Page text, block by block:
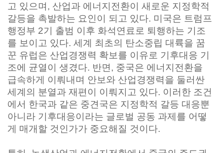
고 있으며, 산업과 에너지전환이 새로운 지정학적
갈등을 촉발하는 요인이 되고 있다. 미국은 트럼프
행정부 2기 출범 이후 화석연료로 퇴행하는 기조
를 보이고 있다. 세계 최초의 탄소중립 대륙을 꿈
꾼 유럽은 산업경쟁력 확보를 이유로 기후대응 기
조에 균열이 생겼다. 반면, 중국은 에너지전환을
급속하게 이뤄내며 안보와 산업경쟁력을 둘러싼
세계의 분열과 재편이 이뤄지고 있다. 이러한 조건
에서 한국과 같은 중견국은 지정학적 갈등 대응뿐
아니라 기후대응이라는 글로벌 공동 과제를 어떻
게 매개할 것인가가 중요해질 것이다.